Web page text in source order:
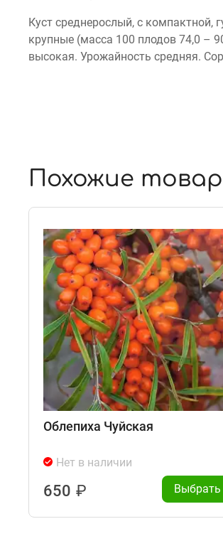
Куст среднерослый, с компактной,
крупные (масса 100 плодов 74,0 –
высокая. Урожайность средняя.
Похожие
Облепиха Чуйская
Нет в наличии
650 ₽ Выбрать